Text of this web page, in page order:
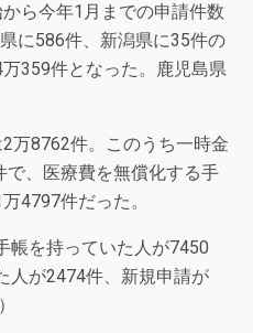
ら今年1月までの申請件数
に586件、新潟県に35件の
359件となった。鹿児島県
万8762件。このうち一時金
、医療費を無償化する手
4797件だった。
帳を持っていた人が7450
人が2474件、新規申請が